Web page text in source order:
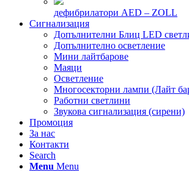
дефибрилатори AED – ZOLL
Сигнализация
Допълнителни Блиц LED
Допълнително осветление
Мини лайтбарове
Маяци
Осветление
Многосекторни лампи (Лайт
Работни светлини
Звукова сигнализация (сирени)
Промоция
За нас
Контакти
Search
Menu Menu